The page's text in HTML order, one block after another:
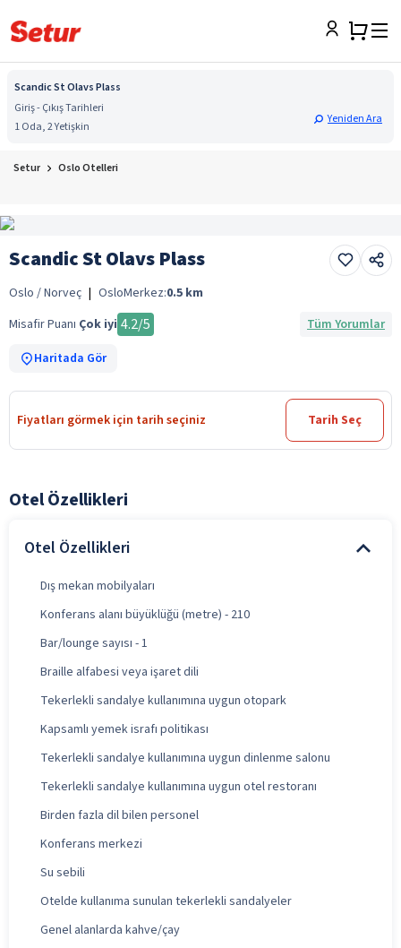
Scandic St Olavs Plass
Giriş - Çıkış Tarihleri
1 Oda, 2 Yetişkin
Yeniden Ara
Setur Oslo Otelleri
Scandic St Olavs Plass
Oslo / Norveç | OsloMerkez:0.5 km
Misafir Puanı Çok iyi 4.2/5
Tüm Yorumlar
Haritada Gör
Fiyatları görmek için tarih seçiniz Tarih Seç
Otel Özellikleri
Otel Özellikleri
Dış mekan mobilyaları
Konferans alanı büyüklüğü (metre) - 210
Bar/lounge sayısı - 1
Braille alfabesi veya işaret dili
Tekerlekli sandalye kullanımına uygun otopark
Kapsamlı yemek israfı politikası
Tekerlekli sandalye kullanımına uygun dinlenme salonu
Tekerlekli sandalye kullanımına uygun otel restoranı
Birden fazla dil bilen personel
Konferans merkezi
Su sebili
Otelde kullanıma sunulan tekerlekli sandalyeler
Genel alanlarda kahve/çay